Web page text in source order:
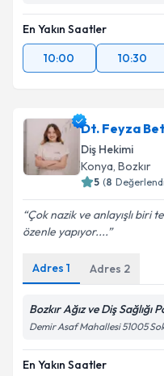
En Yakın Saatler
10:00
10:30
Dt. Feyza
Diş Hekimi
Konya, Bozkır
5 (8
Çok nazik ve anlayışlı biri
özenle yapıyor....
Adres 1 Adres 2
Bozkır Ağız ve Diş Sağlığı
Demir Asaf Mahallesi 51005
En Yakın Saatler